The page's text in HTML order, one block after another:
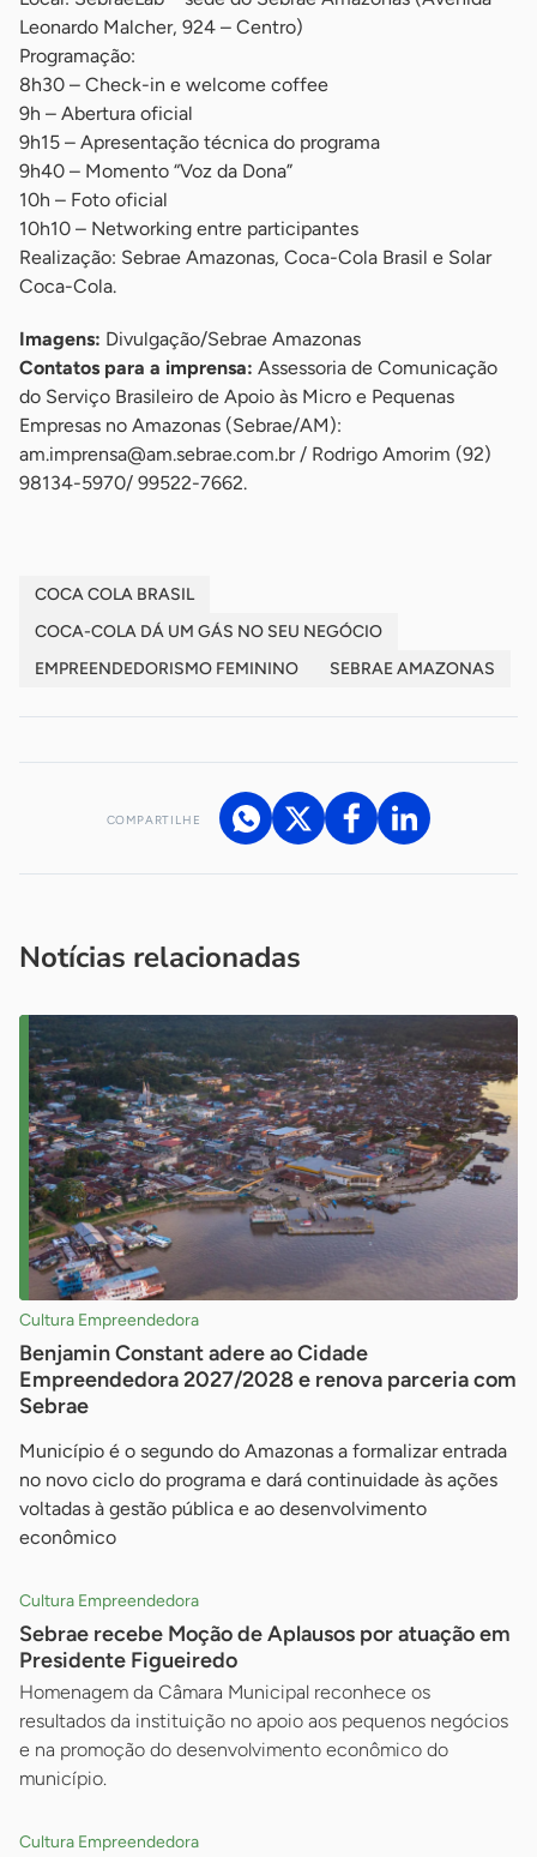
Leonardo Malcher, 924 – Centro)
Programação:
8h30 – Check-in e welcome coffee
9h – Abertura oficial
9h15 – Apresentação técnica do programa
9h40 – Momento “Voz da Dona”
10h – Foto oficial
10h10 – Networking entre participantes
Realização: Sebrae Amazonas, Coca-Cola Brasil e Solar
Coca-Cola.
Imagens: Divulgação/Sebrae Amazonas
Contatos para a imprensa: Assessoria de Comunicação
do Serviço Brasileiro de Apoio às Micro e Pequenas
Empresas no Amazonas (Sebrae/AM):
am.imprensa@am.sebrae.com.br/ Rodrigo Amorim (92)
98134-5970/ 99522-7662.
COCA COLA BRASIL
COCA-COLA DÁ UM GÁS NO SEU NEGÓCIO
EMPREENDEDORISMO FEMININO
SEBRAE AMAZONAS
COMPARTILHE
Notícias relacionadas
Cultura Empreendedora
Benjamin Constant adere ao Cidade
Empreendedora 2027/2028 e renova parceria com
Sebrae
Município é o segundo do Amazonas a formalizar entrada
no novo ciclo do programa e dará continuidade às ações
voltadas à gestão pública e ao desenvolvimento
econômico
Cultura Empreendedora
Sebrae recebe Moção de Aplausos por atuação em
Presidente Figueiredo
Homenagem da Câmara Municipal reconhece os
resultados da instituição no apoio aos pequenos negócios
e na promoção do desenvolvimento econômico do
município.
Cultura Empreendedora